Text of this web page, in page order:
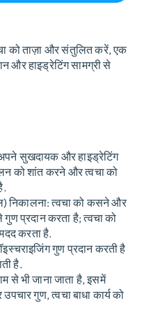
को ताज़ा और संतुलित करें, एक
और हाइड्रेटिंग सामग्री से
सुखदायक और हाइड्रेटिंग
को शांत करने और त्वचा को
निकालना: त्वचा को कसने और
प्रदान करता है; त्वचा को
करता है.
गुण प्रदान करती है
है.
से भी जाना जाता है, इसमें
गुण, त्वचा बाधा कार्य को